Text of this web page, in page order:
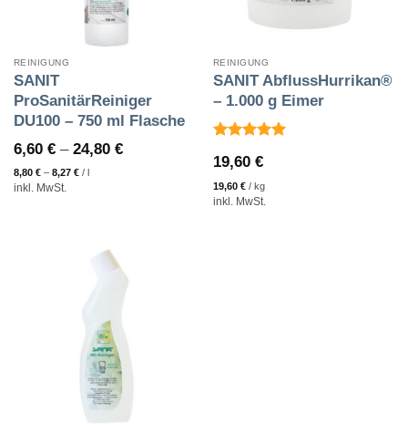
REINIGUNG
SANIT
ProSanitärReiniger
DU100 – 750 ml Flasche
6,60 €– 24,80 €
8,80 €– 8,27 €/
inkl. MwSt.
REINIGUNG
SANIT AbflussHurrikan®
– 1.000 g Eimer
mit5von
5
19,60 €
19,60 €/ kg
inkl. MwSt.